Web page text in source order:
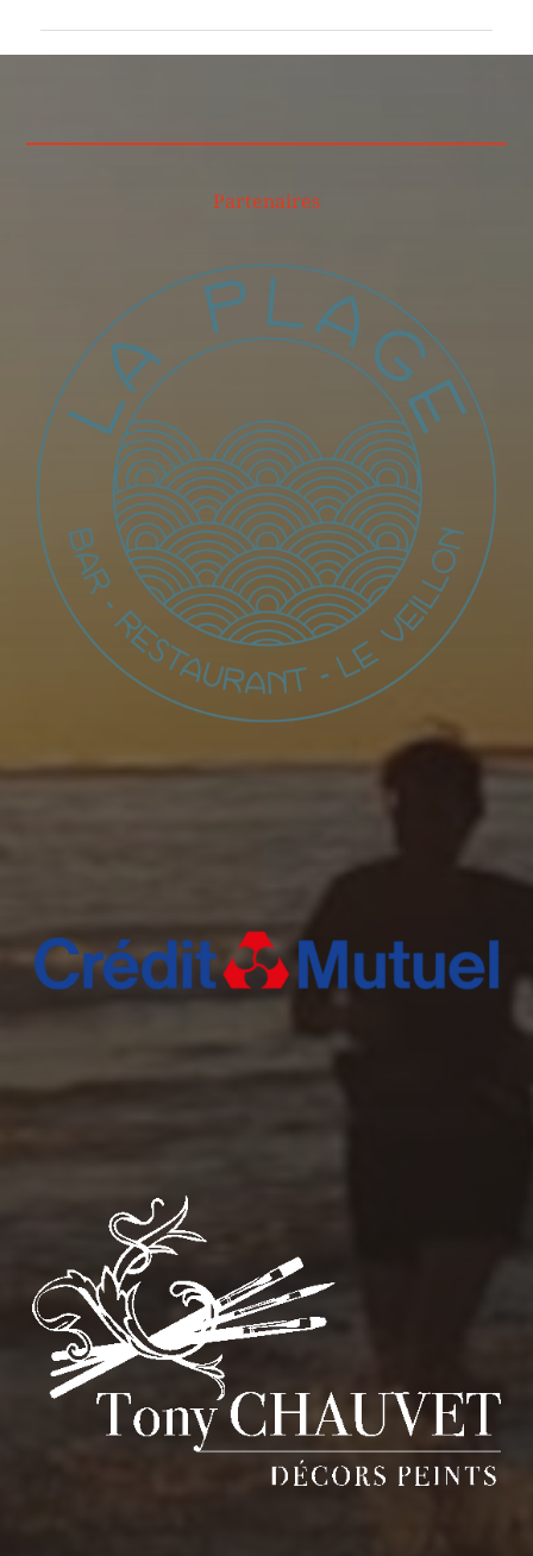
Partenaires